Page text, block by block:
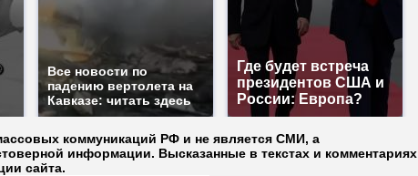
Все новости по
падению вертолета на
Кавказе: читать здесь
Где будет встреча
президентов США и
России: Европа?
коммуникаций РФ и не является СМИ, а
информации. Высказанные в текстах и комментариях
сайта.